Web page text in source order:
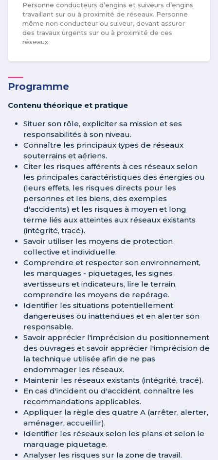
Personne conducteurs d’engins et suiveurs d’engins
travaillant sur ou à proximité de réseaux. Personne
même non conducteur ou suiveur, devant assurer
des travaux urgents sur ou à proximité de ces
réseaux
Programme
Contenu théorique et pratique
Situer son rôle, expliciter sa mission et ses
responsabilités à son niveau.
Connaître les principaux types de réseaux
souterrains et aériens.
Citer les risques afférents à ces réseaux selon
les principales caractéristiques des énergies ou
(leurs effets, les risques directs pour les
personnes et les biens, des exemples
d'accidents) et les risques à moyen et long
terme liés aux atteintes aux réseaux existants
(intégrité, tracé).
Savoir utiliser les moyens de protection
collective et individuelle.
Comprendre et respecter son environnement,
les marquages - piquetages, les signes
avertisseurs et indicateurs, lire le terrain,
comprendre les moyens de repérage.
Identifier les situations potentiellement
dangereuses ou inattendues et en alerter son
responsable.
Savoir apprécier l'imprécision du positionnement
des ouvrages et savoir apprécier l'imprécision de
la technique utilisée afin de ne pas
endommager les réseaux.
Maintenir les réseaux existants (intégrité, tracé).
En cas d'incident ou d'accident, connaître les
recommandations applicables.
Appliquer la règle des quatre A (arrêter, alerter,
aménager, accueillir).
Identifier les réseaux selon les plans et selon le
marquage piquetage.
Analyser les risques sur la zone de travail.